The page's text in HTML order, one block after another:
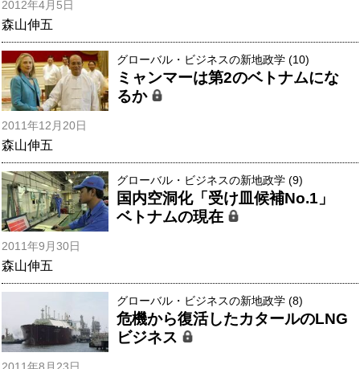
2012年4月5日
森山伸五
グローバル・ビジネスの新地政学 (10)
ミャンマーは第2のベトナムにな
るか
2011年12月20日
森山伸五
グローバル・ビジネスの新地政学 (9)
国内空洞化「受け皿候補No.1」
ベトナムの現在
2011年9月30日
森山伸五
グローバル・ビジネスの新地政学 (8)
危機から復活したカタールのLNG
ビジネス